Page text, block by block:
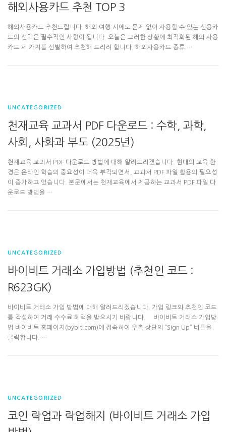
해외사용카드 추천 TOP 3
해외사용카드 추천드립니다. 해외 여행 시에도 문제 없이 사용할 수 있는 신용카
드의 선택은 필수적인 사항이 됩니다. 오늘은 그러한 상황에 최적화된 해외 사용
카드 세 가지를 선별하여 추천해 드리려 합니다. 해외사용카드 종류 …
UNCATEGORIZED
천재교육 교과서 PDF 다운로드 : 수학, 과학,
사회, 사화과 부도 (2025년)
천재교육 교과서 PDF 다운로드 방법에 대해 알려드리겠습니다. 현대의 교육 환
경은 온라인 학습의 중요성이 더욱 부각되면서, 교과서 PDF 파일 활용의 필요성
이 증가하고 있습니다. 본문에서는 천재교육에서 제공하는 교과서 PDF 파일 다
운로드 방법을 …
UNCATEGORIZED
바이비트 거래소 가입방법 (추천인 코드 :
R623GK)
바이비트 거래소 가입 방법에 대해 알려드리겠습니다. 가입 링크와 추천인 코드
를 작성하여 거래 수수료 혜택을 받으시기 바랍니다. 바이비트 거래소 가입방
법 바이비트 홈페이지(bybit.com)에 접속하여 우측 상단의 “Sign Up” 버튼을
클릭합니다. …
UNCATEGORIZED
코인 락업과 락업해지 (바이비트 거래소 가입